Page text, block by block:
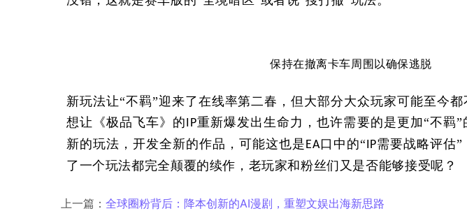
保持在撤离卡车周围以确保逃脱
新玩法让“不羁”迎来了在线率第二春，但大部分大众玩家可能至今都
想让《极品飞车》的 IP重新爆发出生命力，也许需要的是更加“不羁
新的玩法，开发全新的作品，可能这也是 EA口中的“ IP需要战略评估
了一个玩法都完全颠覆的续作，老玩家和粉丝们又是否能够接受呢？
上一篇： 全球圈粉背后：降本创新的AI漫剧，重塑文娱出海新思路